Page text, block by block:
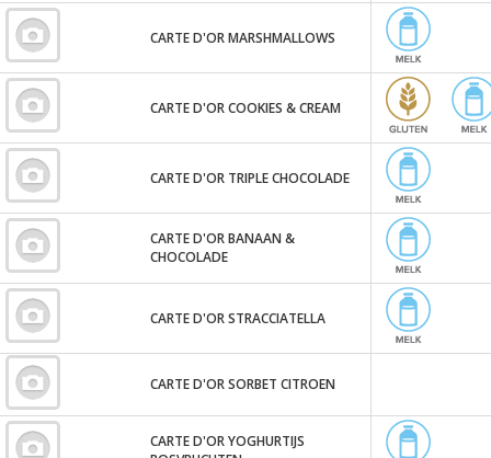
CARTE D'OR MARSHMALLOWS
CARTE D'OR COOKIES & CREAM
CARTE D'OR TRIPLE CHOCOLADE
CARTE D'OR BANAAN &
CHOCOLADE
CARTE D'OR STRACCIATELLA
CARTE D'OR SORBET CITROEN
CARTE D'OR YOGHURTIJS